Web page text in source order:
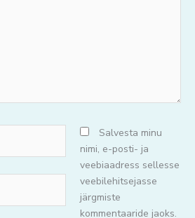
Salvesta minu
nimi, e-posti- ja
veebiaadress sellesse
veebilehitsejasse
järgmiste
kommentaaride jaoks.